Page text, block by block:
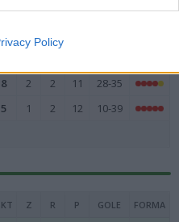
Policy
4 5 6 22-25
8 2 2 11 28-35
5 1 2 12 10-39
Z R P GOLE FORMA